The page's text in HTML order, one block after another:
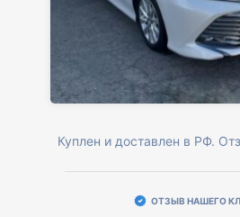
Куплен и доставлен в РФ.
ОТЗЫВ НАШЕГО